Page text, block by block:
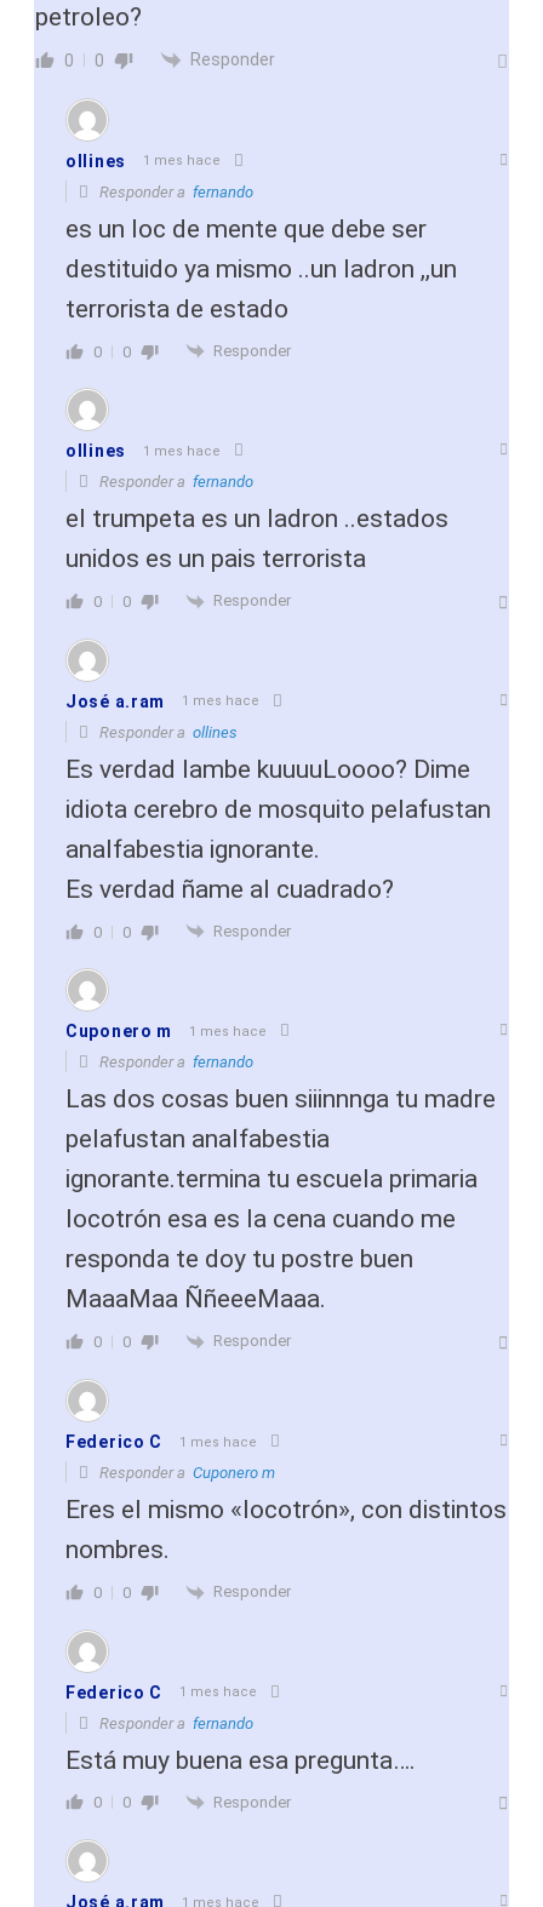
petroleo?
0 0 Responder
ollines 1 mes hace
Responder a fernando
es un loc de mente que debe ser
destituido ya mismo ..un ladron ,,un
terrorista de estado
0 0 Responder
ollines 1 mes hace
Responder a fernando
el trumpeta es un ladron ..estados
unidos es un pais terrorista
0 0 Responder
José a.ram 1 mes hace
Responder a ollines
Es verdad lambe kuuuuLoooo? Dime
idiota cerebro de mosquito pelafustan
analfabestia ignorante.
Es verdad ñame al cuadrado?
0 0 Responder
Cuponero m 1 mes hace
Responder a fernando
Las dos cosas buen siiinnnga tu madre
pelafustan analfabestia
ignorante.termina tu escuela primaria
locotrón esa es la cena cuando me
responda te doy tu postre buen
MaaaMaa ÑñeeeMaaa.
0 0 Responder
Federico C 1 mes hace
Responder a Cuponero m
Eres el mismo «locotrón», con distintos
nombres.
0 0 Responder
Federico C 1 mes hace
Responder a fernando
Está muy buena esa pregunta….
0 0 Responder
José a.ram 1 mes hace